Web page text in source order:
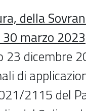
della
marzo 2023
23 dicembre
di
2115 del